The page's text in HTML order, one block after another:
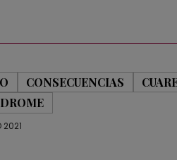
CONSECUENCIAS
2021